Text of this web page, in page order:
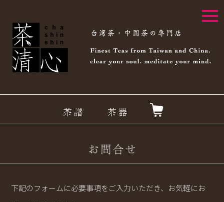
下記のフォームに必要事項をご入力いただき、お気軽にお